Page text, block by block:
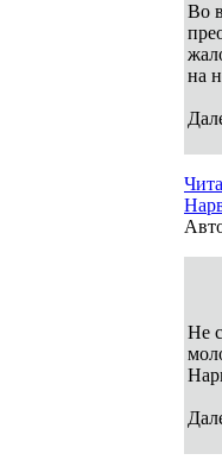
Во
на
Не